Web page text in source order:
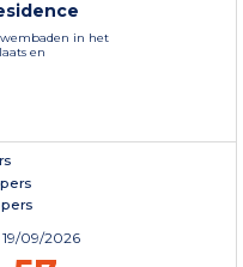
in het
en
09/2026